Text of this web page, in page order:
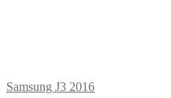
Samsung J3 2016